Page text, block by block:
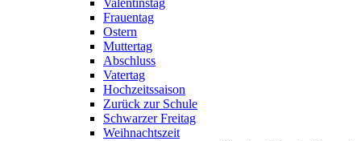
Valentinstag
Frauentag
Ostern
Muttertag
Abschluss
Vatertag
Hochzeitssaison
Zurück zur Schule
Schwarzer Freitag
Weihnachtszeit